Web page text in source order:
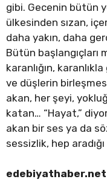
gibi. Gecenin bütün
ülkesinden sızan,
daha yakın, daha
Bütün başlangıçları
karanlığın,
ve düşlerin
akan, her şeyi,
katan… “Hayat,”
akan bir ses ya da
sessizlik, hep
edebiyathaber.net